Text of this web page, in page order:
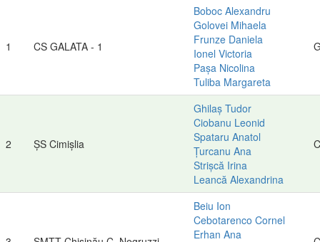
1 CS GALATA - 1
Boboc Alexandru
Golovei Mihaela
Frunze Daniela
Ionel Victoria
Pașa Nicolina
Tuliba Margareta
2 ȘS Cimișlia
Ghilaș Tudor
Ciobanu Leonid
Spataru Anatol
Țurcanu Ana
Strișcă Irina
Leancă Alexandrina
Beiu Ion
Cebotarenco Cornel
Erhan Ana